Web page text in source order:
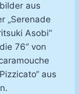
aus
„Serenade
Asobi“
76“ von
aus